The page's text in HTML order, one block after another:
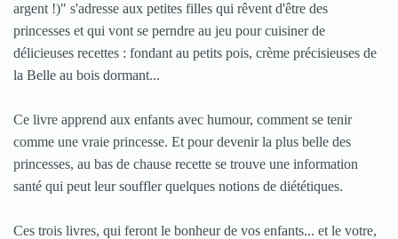
argent !)" s'adresse aux petites filles qui rêvent d'être des
princesses et qui vont se perndre au jeu pour cuisiner de
délicieuses recettes : fondant au petits pois, crème précisieuses de
la Belle au bois dormant...
Ce livre apprend aux enfants avec humour, comment se tenir
comme une vraie princesse. Et pour devenir la plus belle des
princesses, au bas de chause recette se trouve une information
santé qui peut leur souffler quelques notions de diététiques.
Ces trois livres, qui feront le bonheur de vos enfants... et le votre,